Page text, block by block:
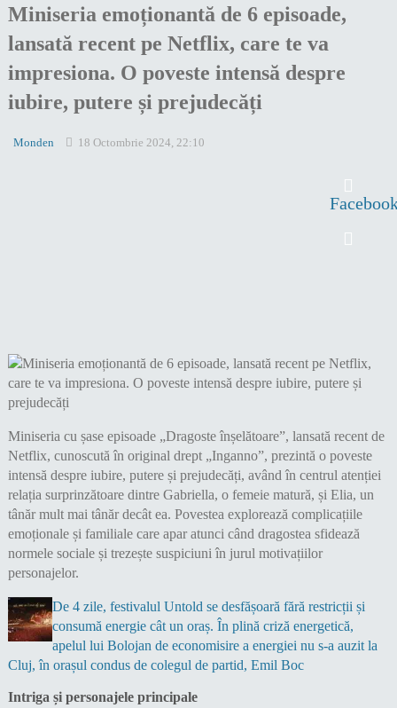
Miniseria emoționantă de 6 episoade,
lansată recent pe Netflix, care te va
impresiona. O poveste intensă despre
iubire, putere și prejudecăți
Monden 18 Octombrie 2024, 22:10
Miniseria cu șase episoade „Dragoste înșelătoare”, lansată recent de
Netflix, cunoscută în original drept „Inganno”, prezintă o poveste
intensă despre iubire, putere și prejudecăți, având în centrul atenției
relația surprinzătoare dintre Gabriella, o femeie matură, și Elia, un
tânăr mult mai tânăr decât ea. Povestea explorează complicațiile
emoționale și familiale care apar atunci când dragostea sfidează
normele sociale și trezește suspiciuni în jurul motivațiilor
personajelor.
De 4 zile, festivalul Untold se desfășoară fără restricții și
consumă energie cât un oraș. În plină criză energetică,
apelul lui Bolojan de economisire a energiei nu s-a auzit la
Cluj, în orașul condus de colegul de partid, Emil Boc
Intriga și personajele principale